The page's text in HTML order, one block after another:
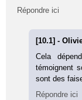
Répondre ici
[10.1] -
Cela
témoignent
sont des
Répondre ici